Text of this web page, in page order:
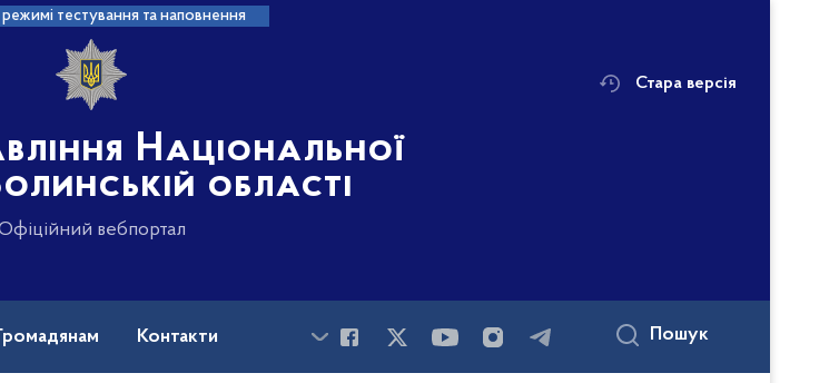
тестування та наповнення
Національної
області
вебпортал
Стара версія
Контакти Пошук